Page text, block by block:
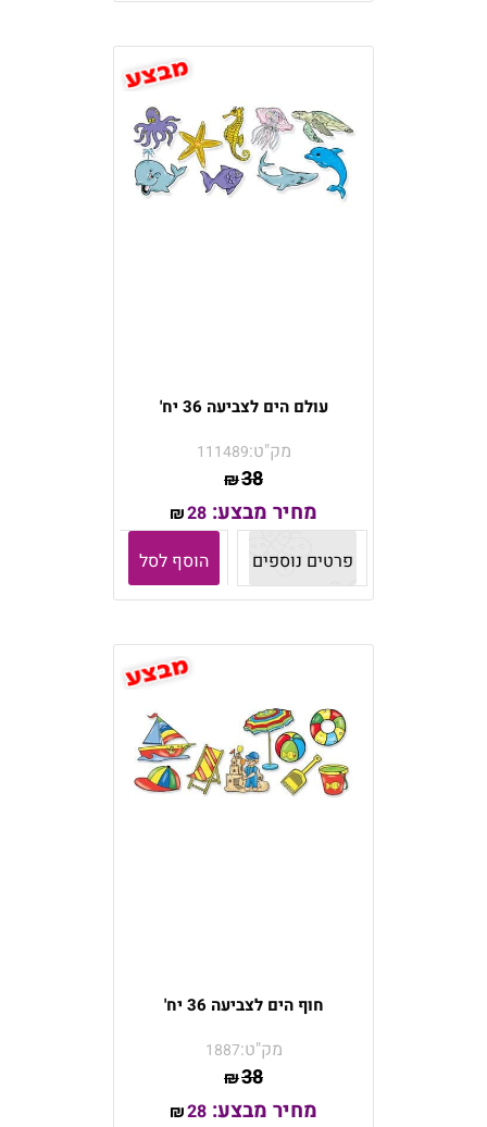
עולם הים לצביעה 36 יח'
מק"ט:111489
₪38
מחיר מבצע: ₪28
פרטים נוספים
הוסף לסל
חוף הים לצביעה 36 יח'
מק"ט:1887
₪38
מחיר מבצע: ₪28